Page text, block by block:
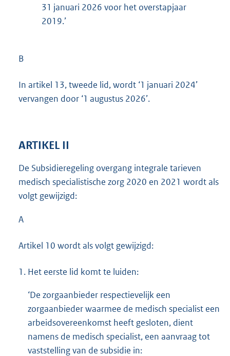
31 januari 2026 voor het overstapjaar
2019.’
B
In artikel 13, tweede lid, wordt ‘1 januari 2024’
vervangen door ‘1 augustus 2026’.
ARTIKEL II
De Subsidieregeling overgang integrale tarieven
medisch specialistische zorg 2020 en 2021 wordt als
volgt gewijzigd:
A
Artikel 10 wordt als volgt gewijzigd:
1. Het eerste lid komt te luiden:
‘De zorgaanbieder respectievelijk een
zorgaanbieder waarmee de medisch specialist een
arbeidsovereenkomst heeft gesloten, dient
namens de medisch specialist, een aanvraag tot
vaststelling van de subsidie in: